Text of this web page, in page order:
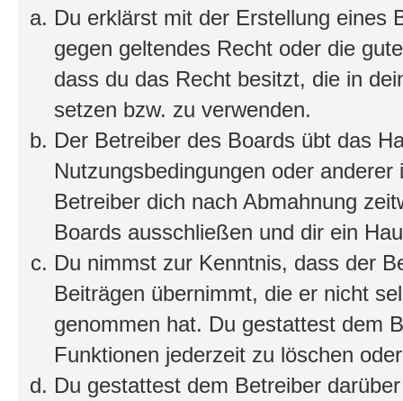
Du erklärst mit der Erstellung eines
gegen geltendes Recht oder die
dass du das Recht besitzt, die in
setzen bzw. zu verwenden.
Der Betreiber des Boards übt das
Nutzungsbedingungen oder
Betreiber dich nach Abmahnung
Boards ausschließen und dir ein
Du nimmst zur Kenntnis, dass der
Beiträgen übernimmt, die er nicht
genommen hat. Du gestattest dem
Funktionen jederzeit zu löschen
Du gestattest dem Betreiber